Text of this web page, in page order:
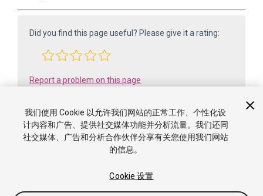
Did you find this page useful? Please give it a rating:
Report a problem on this page
我们使用 Cookie 以允许我们网站的正常工作、个性化设
计内容和广告、提供社交媒体功能并分析流量。我们还同
社交媒体、广告和分析合作伙伴分享有关您使用我们网站
的信息。
Cookie 设置